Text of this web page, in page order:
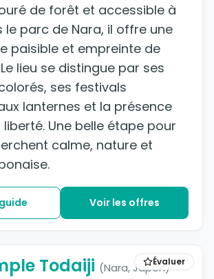
de forêt et accessible à
le parc de Nara, il offre une
paisible et empreinte de
lieu se distingue par ses
ses festivals
lanternes et la présence
Une belle étape pour
calme, nature et
Voir les offres
Évaluer
Todaiji (Nara, Japon)